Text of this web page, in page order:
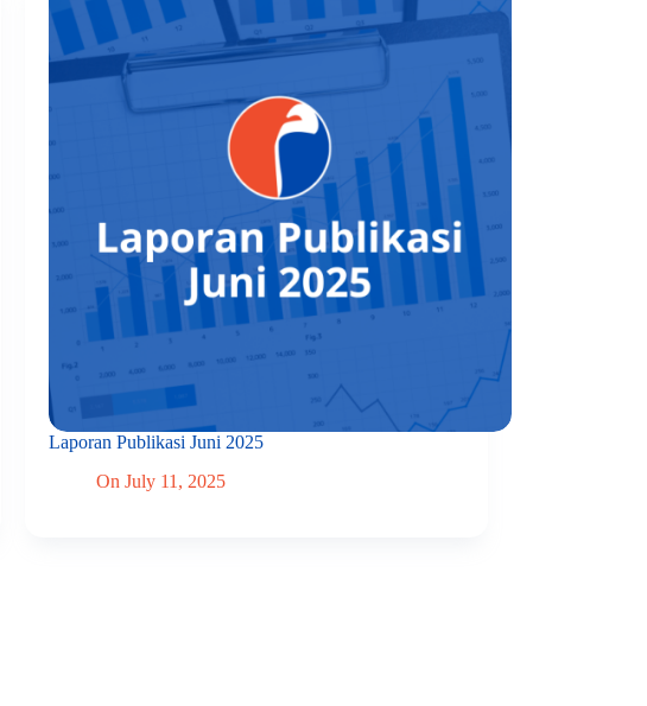
Laporan Publikasi Juni 2025
On July 11, 2025